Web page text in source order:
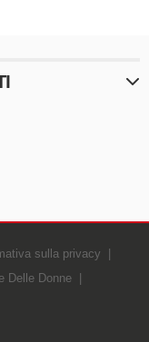
sulla privacy
Delle Donne